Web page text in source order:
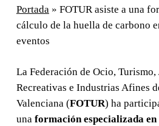
Portada » FOTUR asiste a una
cálculo de la huella de carbono
eventos
La Federación de Ocio,
Recreativas e Industrias Afines
Valenciana (FOTUR) ha
una formación especializada